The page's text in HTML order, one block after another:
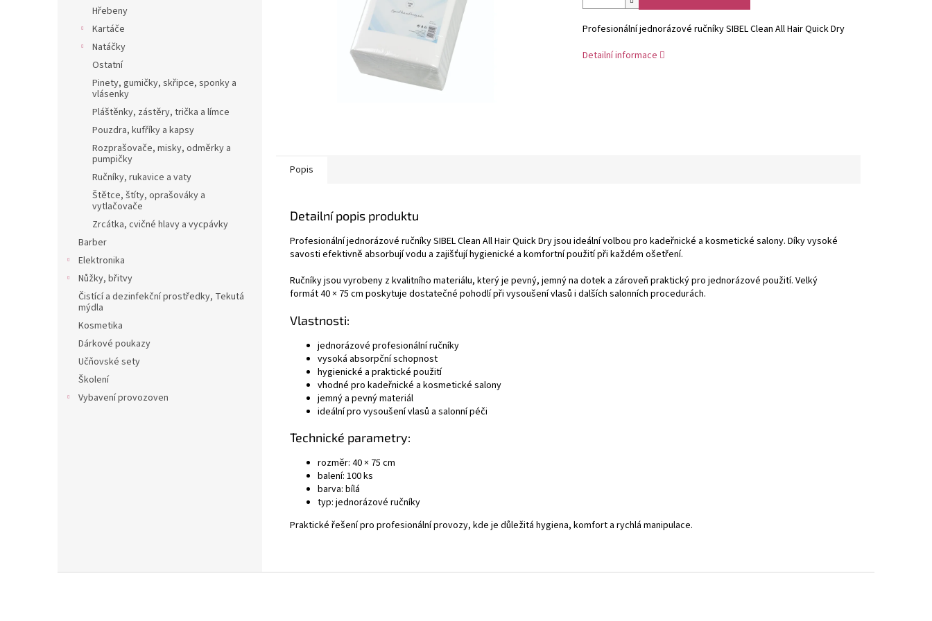
Hřebeny
Kartáče
Natáčky
Ostatní
Pinety, gumičky, skřipce, sponky a
vlásenky
Pláštěnky, zástěry, trička a límce
Pouzdra, kufříky a kapsy
Rozprašovače, misky, odměrky a
pumpičky
Ručníky, rukavice a vaty
Štětce, štíty, oprašováky a
vytlačovače
Zrcátka, cvičné hlavy a vycpávky
Barber
Elektronika
Nůžky, břitvy
Čistící a dezinfekční prostředky, Tekutá
mýdla
Kosmetika
Dárkové poukazy
Učňovské sety
Školení
Vybavení provozoven
Profesionální jednorázové ručníky SIBEL Clean All Hair Quick Dry
Detailní informace
Popis
Detailní popis produktu
Profesionální jednorázové ručníky SIBEL Clean All Hair Quick Dry jsou ideální volbou pro kadeřnické a kosmetické salony. Díky vysoké
savosti efektivně absorbují vodu a zajišťují hygienické a komfortní použití při každém ošetření.
Ručníky jsou vyrobeny z kvalitního materiálu, který je pevný, jemný na dotek a zároveň praktický pro jednorázové použití. Velký
formát 40 × 75 cm poskytuje dostatečné pohodlí při vysoušení vlasů i dalších salonních procedurách.
Vlastnosti:
jednorázové profesionální ručníky
vysoká absorpční schopnost
hygienické a praktické použití
vhodné pro kadeřnické a kosmetické salony
jemný a pevný materiál
ideální pro vysoušení vlasů a salonní péči
Technické parametry:
rozměr: 40 × 75 cm
balení: 100 ks
barva: bílá
typ: jednorázové ručníky
Praktické řešení pro profesionální provozy, kde je důležitá hygiena, komfort a rychlá manipulace.